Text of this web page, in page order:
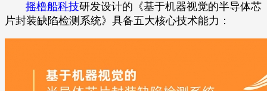
摇橹船科技研发设计的《基于机器视觉的半导体芯
片封装缺陷检测系统》具备五大核心技术能力：